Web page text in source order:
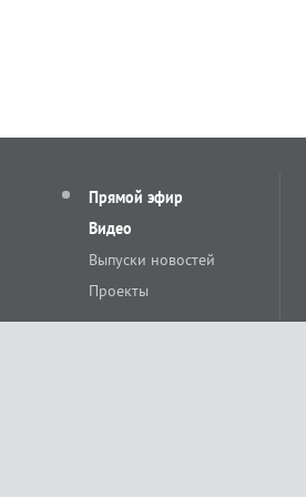
Прямой эфир
Видео
Выпуски новостей
Проекты